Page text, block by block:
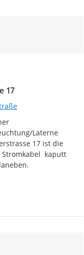
17
Laterne
17 ist die
Stromkabel  kaputt